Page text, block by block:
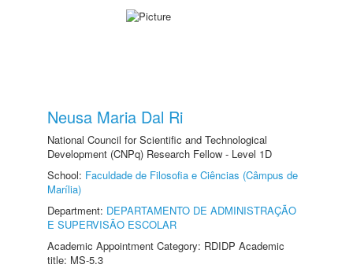
Neusa Maria Dal Ri
National Council for Scientific and Technological
Development (CNPq) Research Fellow - Level 1D
School: Faculdade de Filosofia e Ciências (Câmpus de
Marília)
Department: DEPARTAMENTO DE ADMINISTRAÇÃO
E SUPERVISÃO ESCOLAR
Academic Appointment Category: RDIDP Academic
title: MS-5.3